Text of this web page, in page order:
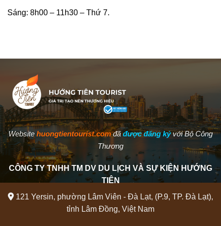
Sáng: 8h00 – 11h30 – Thứ 7.
Website huongtientourist.com đãđược đăng ký với Bộ Công
Thương
CÔNG TY TNHH TM DV DU LỊCH VÀ SỰ KIỆN HƯỚNG
TIÊN
121 Yersin, phường Lâm Viên - Đà Lạt, (P.9, TP. Đà Lạt),
tỉnh Lâm Đồng, Việt Nam